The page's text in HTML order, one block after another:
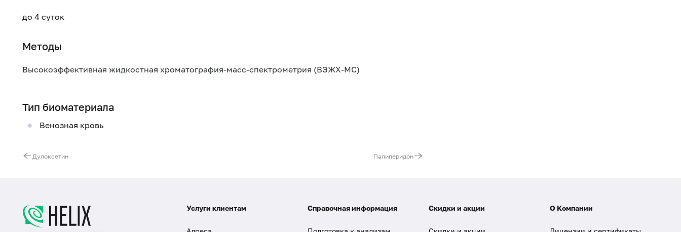
до 4 суток
Методы
Высокоэффективная жидкостная хроматография-масс-спектрометрия (ВЭЖХ-МС)
Тип биоматериала
Венозная кровь
Дулоксетин Палиперидон
Услуги клиентам Справочная информация Скидки и акции О Компании